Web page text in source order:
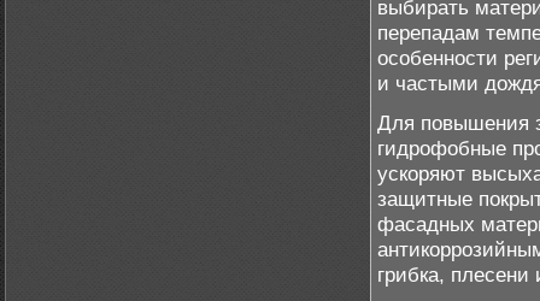
выбирать
перепадам
особенности
и частыми
Для повышения
гидрофобные
ускоряют
защитные
фасадных
грибка,